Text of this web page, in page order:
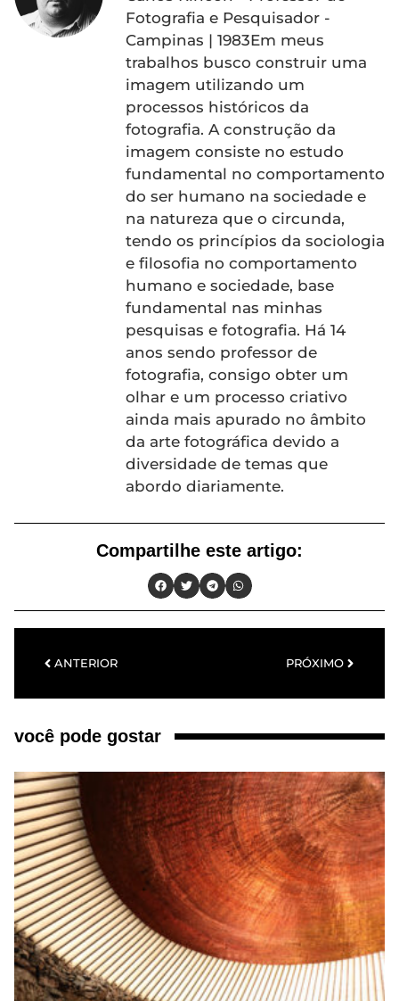
Fotografia e Pesquisador -
Campinas | 1983Em meus
trabalhos busco construir uma
imagem utilizando um
processos históricos da
fotografia. A construção da
imagem consiste no estudo
fundamental no comportamento
do ser humano na sociedade e
na natureza que o circunda,
tendo os princípios da sociologia
e filosofia no comportamento
humano e sociedade, base
fundamental nas minhas
pesquisas e fotografia. Há 14
anos sendo professor de
fotografia, consigo obter um
olhar e um processo criativo
ainda mais apurado no âmbito
da arte fotográfica devido a
diversidade de temas que
abordo diariamente.
Compartilhe este artigo:
ANTERIOR PRÓXIMO
você pode gostar